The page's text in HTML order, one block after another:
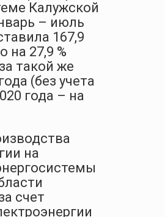
Калужской
– июль
167,9
на 27,9 %
такой же
(без учета
года – на
на
счет